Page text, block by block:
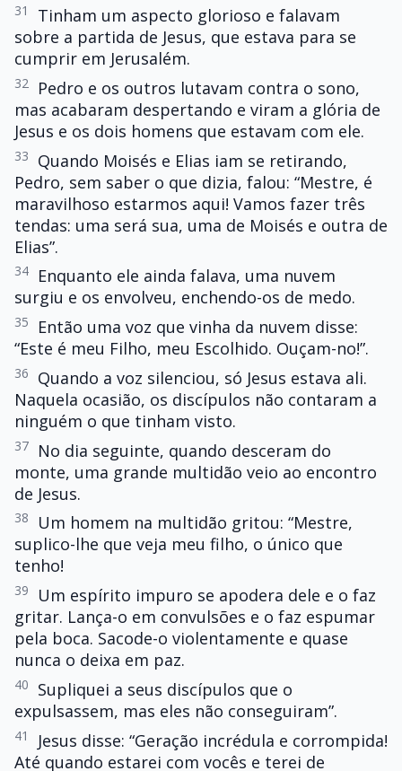
31
Tinham um aspecto glorioso e falavam
sobre a partida de Jesus, que estava para se
cumprir em Jerusalém.
32
Pedro e os outros lutavam contra o sono,
mas acabaram despertando e viram a glória de
Jesus e os dois homens que estavam com ele.
33
Quando Moisés e Elias iam se retirando,
Pedro, sem saber o que dizia, falou: “Mestre, é
maravilhoso estarmos aqui! Vamos fazer três
tendas: uma será sua, uma de Moisés e outra de
Elias”.
34
Enquanto ele ainda falava, uma nuvem
surgiu e os envolveu, enchendo-os de medo.
35
Então uma voz que vinha da nuvem disse:
“Este é meu Filho, meu Escolhido. Ouçam-no!”.
36
Quando a voz silenciou, só Jesus estava ali.
Naquela ocasião, os discípulos não contaram a
ninguém o que tinham visto.
37
No dia seguinte, quando desceram do
monte, uma grande multidão veio ao encontro
de Jesus.
38
Um homem na multidão gritou: “Mestre,
suplico-lhe que veja meu filho, o único que
tenho!
39
Um espírito impuro se apodera dele e o faz
gritar. Lança-o em convulsões e o faz espumar
pela boca. Sacode-o violentamente e quase
nunca o deixa em paz.
40
Supliquei a seus discípulos que o
expulsassem, mas eles não conseguiram”.
41
Jesus disse: “Geração incrédula e corrompida!
Até quando estarei com vocês e terei de